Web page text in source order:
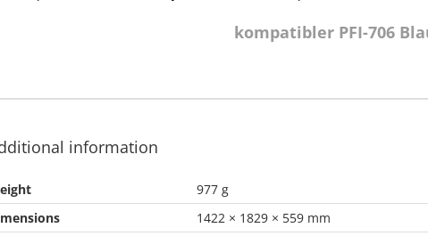
kompatibler PFI-706
information
977 g
1422 × 1829 × 559 mm